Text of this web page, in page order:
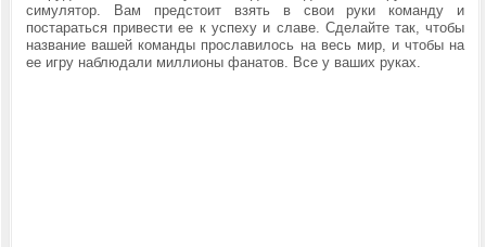
симулятор. Вам предстоит взять в свои руки команду и
постараться привести ее к успеху и славе. Сделайте так, чтобы
название вашей команды прославилось на весь мир, и чтобы на
ее игру наблюдали миллионы фанатов. Все у ваших руках.